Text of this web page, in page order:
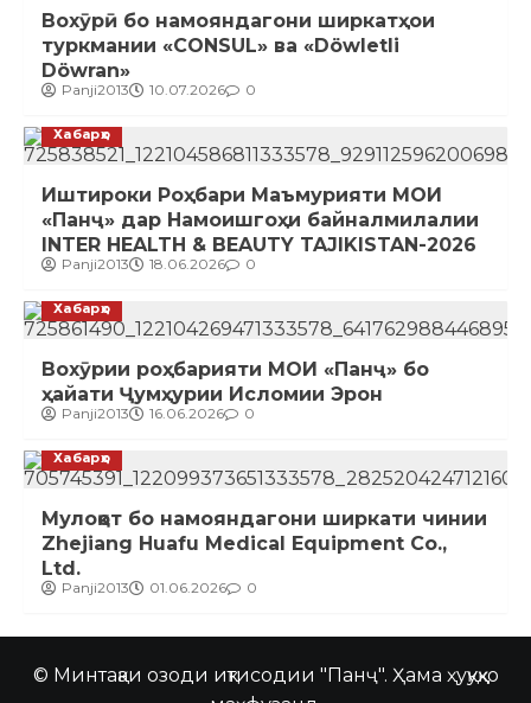
Вохӯрӣ бо намояндагони ширкатҳои
туркмании «CONSUL» ва «Döwletli
Döwran»
Panji2013 10.07.2026 0
Хабарҳо
Иштироки Роҳбари Маъмурияти МОИ
«Панҷ» дар Намоишгоҳи байналмилалии
INTER HEALTH & BEAUTY TAJIKISTAN-2026
Panji2013 18.06.2026 0
Хабарҳо
Вохӯрии роҳбарияти МОИ «Панҷ» бо
ҳайати Ҷумҳурии Исломии Эрон
Panji2013 16.06.2026 0
Хабарҳо
Мулоқот бо намояндагони ширкати чинии
Zhejiang Huafu Medical Equipment Co.,
Ltd.
Panji2013 01.06.2026 0
© Минтақаи озоди иқтисодии "Панҷ". Ҳама ҳуқуқҳо